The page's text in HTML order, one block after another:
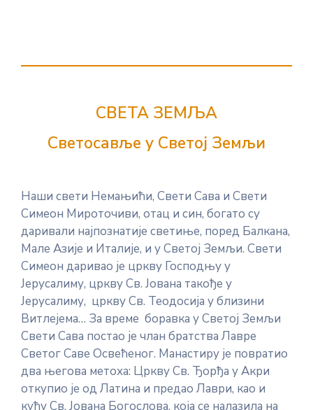
СВЕТА ЗЕМЉА
Светосавље у Светој Земљи
Наши свети Немањићи, Свети Сава и Свети
Симеон Мироточиви, отац и син, богато су
даривали најпознатије светиње, поред Балкана,
Мале Азије и Италије, и у Светој Земљи. Свети
Симеон даривао је цркву Господњу у
Јерусалиму, цркву Св. Јована такође у
Јерусалиму, цркву Св. Теодосија у близини
Витлејема… За време боравка у Светој Земљи
Свети Сава постао је члан братства Лавре
Светог Саве Освећеног. Манастиру је повратио
два његова метоха: Цркву Св. Ђорђа у Акри
откупио је од Латина и предао Лаври, као и
кућу Св. Јована Богослова, која се налазила на